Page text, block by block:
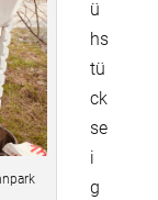
ü
hs
tü
ck
se
i
g